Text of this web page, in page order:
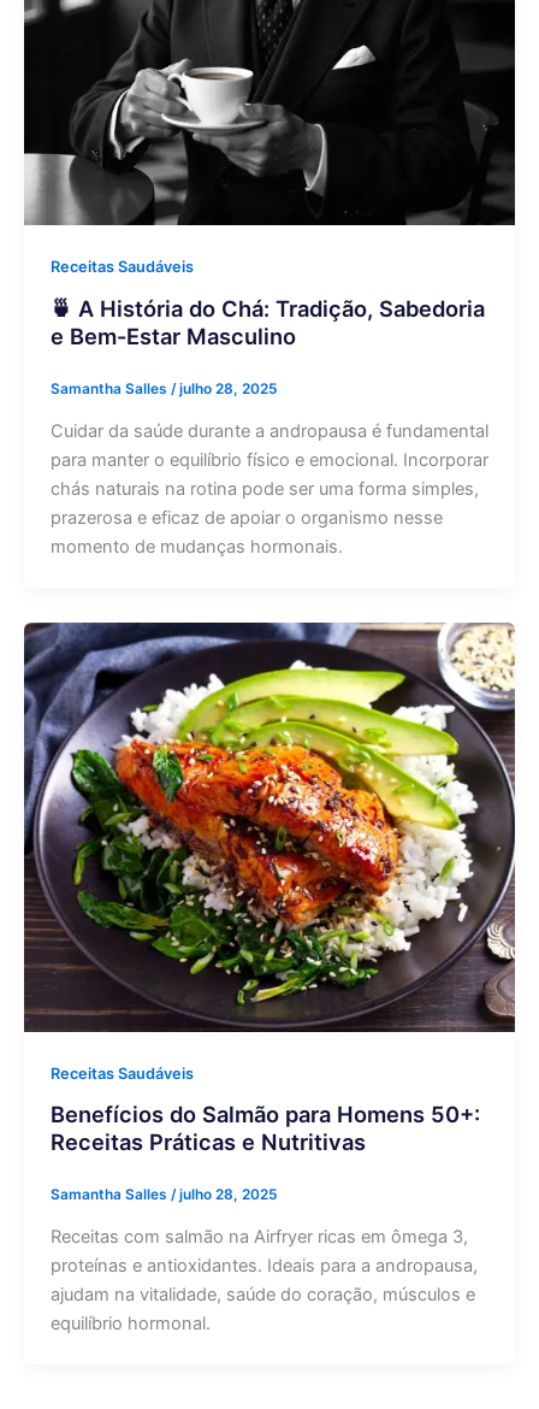
Receitas Saudáveis
🍵 A História do Chá: Tradição, Sabedoria
e Bem-Estar Masculino
Samantha Salles /julho 28, 2025
Cuidar da saúde durante a andropausa é fundamental
para manter o equilíbrio físico e emocional. Incorporar
chás naturais na rotina pode ser uma forma simples,
prazerosa e eficaz de apoiar o organismo nesse
momento de mudanças hormonais.
Receitas Saudáveis
Benefícios do Salmão para Homens 50+:
Receitas Práticas e Nutritivas
Samantha Salles /julho 28, 2025
Receitas com salmão na Airfryer ricas em ômega 3,
proteínas e antioxidantes. Ideais para a andropausa,
ajudam na vitalidade, saúde do coração, músculos e
equilíbrio hormonal.